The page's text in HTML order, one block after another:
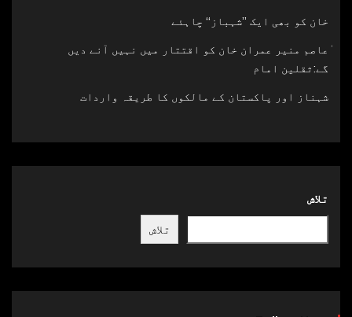
خان کو بھی ایک ’’شہباز‘‘ چاہئے​
ٰعاصم منیر عمران خان کو اقتتار میں نہیں آنے دیں
گے:ثقلین امام
شہناز اور پاکستان کے مالکوں کا طریقہ واردات
تلاش
تلاش